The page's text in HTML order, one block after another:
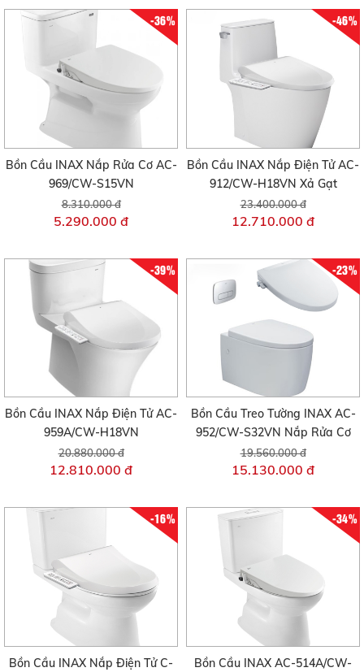
-36%
Bồn Cầu INAX Nắp Rửa Cơ AC-
969/CW-S15VN
8.310.000 đ
5.290.000 đ
-46%
Bồn Cầu INAX Nắp Điện Tử AC-
912/CW-H18VN Xả Gạt
23.400.000 đ
12.710.000 đ
-39%
Bồn Cầu INAX Nắp Điện Tử AC-
959A/CW-H18VN
20.880.000 đ
12.810.000 đ
-23%
Bồn Cầu Treo Tường INAX AC-
952/CW-S32VN Nắp Rửa Cơ
19.560.000 đ
15.130.000 đ
-16%
Bồn Cầu INAX Nắp Điện Tử C-
-34%
Bồn Cầu INAX AC-514A/CW-